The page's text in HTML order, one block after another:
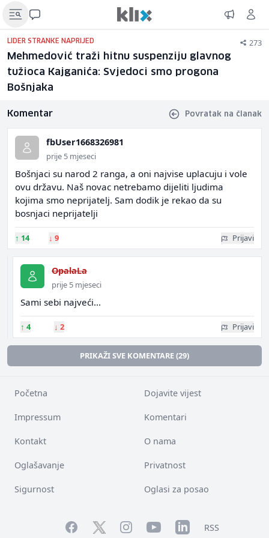
LIDER STRANKE NAPRIJED 273
Mehmedović traži hitnu suspenziju glavnog
tužioca Kajganića: Svjedoci smo progona
Bošnjaka
Komentar Povratak na članak
fbUser1668326981
prije 5 mjeseci
Bošnjaci su narod 2 ranga, a oni najvise uplacuju i vole
ovu državu. Naš novac netrebamo dijeliti ljudima
kojima smo neprijatelj. Sam dodik je rekao da su
bosnjaci neprijatelji
↑ 14 ↓ 9 Prijavi
OpalaLa
prije 5 mjeseci
Sami sebi najveći...
↑ 4 ↓ 2 Prijavi
PRIKAŽI SVE KOMENTARE (29)
Početna Dojavite vijest
Impressum Komentari
Kontakt O nama
Oglašavanje Privatnost
Sigurnost Oglasi za posao
FacebookTwitterInstagramYouTubeLinkedInRSS